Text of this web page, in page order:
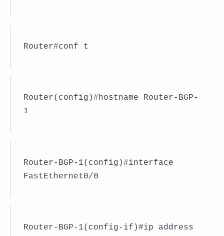
Router#conf t
Router(config)#hostname Router-BGP-
1
Router-BGP-1(config)#interface
FastEthernet0/0
Router-BGP-1(config-if)#ip address